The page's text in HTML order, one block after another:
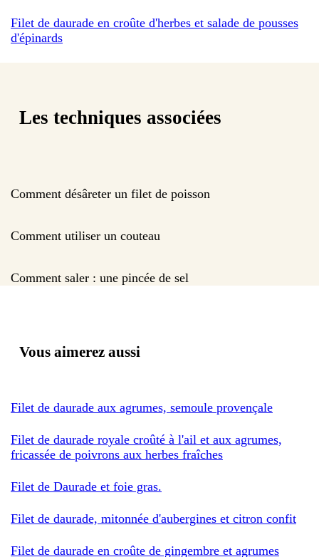
Filet de daurade en croûte d'herbes et salade de pousses
d'épinards
Les techniques associées
Comment désâreter un filet de poisson
Comment utiliser un couteau
Comment saler : une pincée de sel
Vous aimerez aussi
Filet de daurade aux agrumes, semoule provençale
Filet de daurade royale croûté à l'ail et aux agrumes,
fricassée de poivrons aux herbes fraîches
Filet de Daurade et foie gras.
Filet de daurade, mitonnée d'aubergines et citron confit
Filet de daurade en croûte de gingembre et agrumes